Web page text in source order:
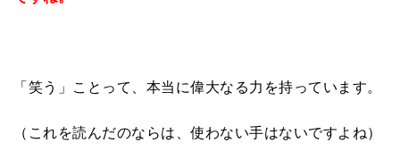
「笑う」ことって、本当に偉大なる力を持っています。
（これを読んだのならは、使わない手はないですよね）